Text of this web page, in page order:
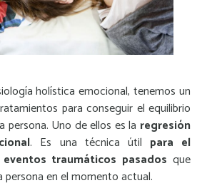
holística emocional, tenemos un
para conseguir el equilibrio
persona. Uno de ellos es la regresión
. Es una técnica útil para el
traumáticos pasados que
en el momento actual.